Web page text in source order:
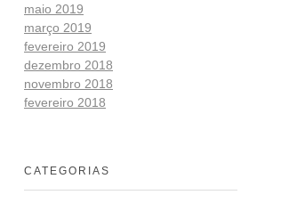
maio 2019
março 2019
fevereiro 2019
dezembro 2018
novembro 2018
fevereiro 2018
CATEGORIAS